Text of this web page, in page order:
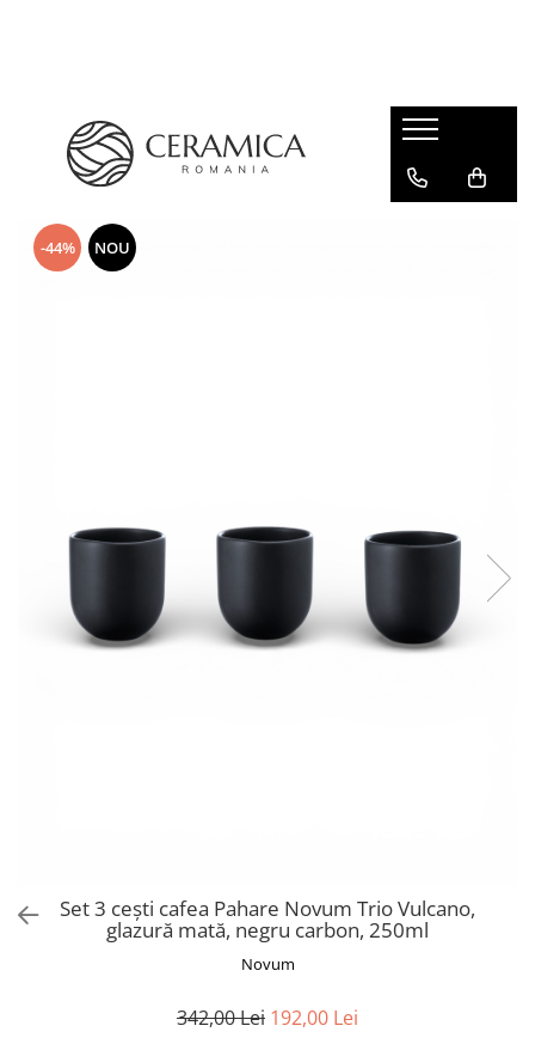
Căni & Cești
Pahare Ceramica Senso Novum
-44% NOU
Set 3 cești cafea Pahare Novum Trio Vulcano,
glazură mată, negru carbon, 250ml
Novum
342,00 Lei 192,00 Lei